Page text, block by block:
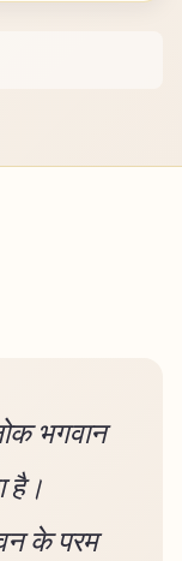
भगवान
है।
के परम